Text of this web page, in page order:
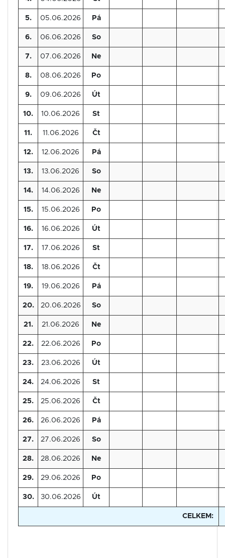
5. 05.06.2026 Pá
6. 06.06.2026 So
7. 07.06.2026 Ne
8. 08.06.2026 Po
9. 09.06.2026 Út
10. 10.06.2026 St
11. 11.06.2026 Čt
12. 12.06.2026 Pá
13. 13.06.2026 So
14. 14.06.2026 Ne
15. 15.06.2026 Po
16. 16.06.2026 Út
17. 17.06.2026 St
18. 18.06.2026 Čt
19. 19.06.2026 Pá
20. 20.06.2026 So
21. 21.06.2026 Ne
22. 22.06.2026 Po
23. 23.06.2026 Út
24. 24.06.2026 St
25. 25.06.2026 Čt
26. 26.06.2026 Pá
27. 27.06.2026 So
28. 28.06.2026 Ne
29. 29.06.2026 Po
30. 30.06.2026 Út
CELKEM: